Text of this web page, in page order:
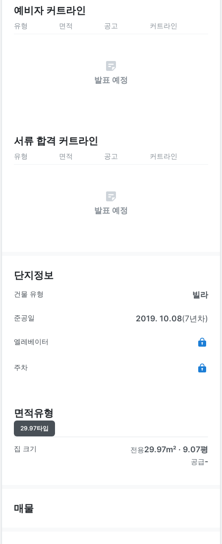
예비자 커트라인
유형 면적 공고 커트라인
발표 예정
서류 합격 커트라인
유형 면적 공고 커트라인
발표 예정
단지정보
건물 유형 빌라
준공일 2019. 10.08(7년차)
엘레베이터
주차
면적유형
29.97타입
집 크기 전용29.97m² · 9.07평
공급-
매물